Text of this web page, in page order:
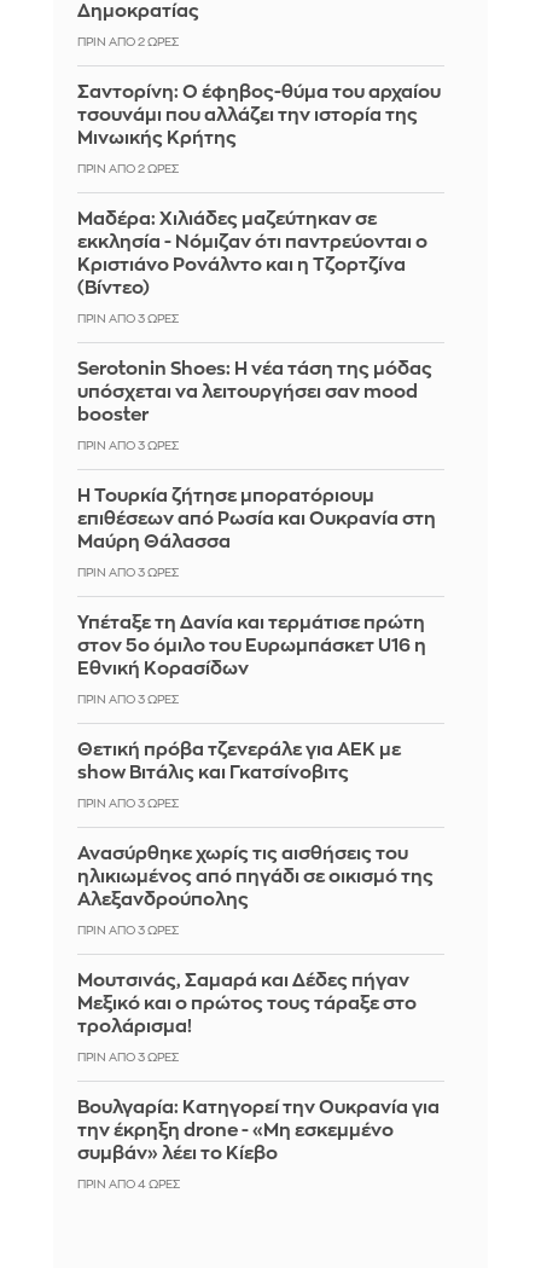
Δημοκρατίας
ΠΡΙΝ ΑΠΌ 2 ΏΡΕΣ
Σαντορίνη: Ο έφηβος-θύμα του αρχαίου
τσουνάμι που αλλάζει την ιστορία της
Μινωικής Κρήτης
ΠΡΙΝ ΑΠΌ 2 ΏΡΕΣ
Μαδέρα: Χιλιάδες μαζεύτηκαν σε
εκκλησία - Νόμιζαν ότι παντρεύονται ο
Κριστιάνο Ρονάλντο και η Τζορτζίνα
(Βίντεο)
ΠΡΙΝ ΑΠΌ 3 ΏΡΕΣ
Serotonin Shoes: Η νέα τάση της μόδας
υπόσχεται να λειτουργήσει σαν mood
booster
ΠΡΙΝ ΑΠΌ 3 ΏΡΕΣ
Η Τουρκία ζήτησε μπορατόριουμ
επιθέσεων από Ρωσία και Ουκρανία στη
Μαύρη Θάλασσα
ΠΡΙΝ ΑΠΌ 3 ΏΡΕΣ
Υπέταξε τη Δανία και τερμάτισε πρώτη
στον 5ο όμιλο του Ευρωμπάσκετ U16 η
Εθνική Κορασίδων
ΠΡΙΝ ΑΠΌ 3 ΏΡΕΣ
Θετική πρόβα τζενεράλε για ΑΕΚ με
show Βιτάλις και Γκατσίνοβιτς
ΠΡΙΝ ΑΠΌ 3 ΏΡΕΣ
Ανασύρθηκε χωρίς τις αισθήσεις του
ηλικιωμένος από πηγάδι σε οικισμό της
Αλεξανδρούπολης
ΠΡΙΝ ΑΠΌ 3 ΏΡΕΣ
Μουτσινάς, Σαμαρά και Δέδες πήγαν
Μεξικό και ο πρώτος τους τάραξε στο
τρολάρισμα!
ΠΡΙΝ ΑΠΌ 3 ΏΡΕΣ
Βουλγαρία: Κατηγορεί την Ουκρανία για
την έκρηξη drone - «Μη εσκεμμένο
συμβάν» λέει το Κίεβο
ΠΡΙΝ ΑΠΌ 4 ΏΡΕΣ